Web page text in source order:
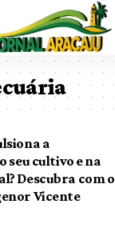
a
seu cultivo e na
Descubra com o
Vicente